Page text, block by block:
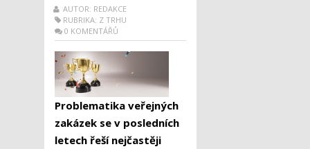
AUTOR: REDAKCE
RUBRIKA: Z TRHU
0 KOMENTÁŘŮ
Problematika veřejných
zakázek se v posledních
letech řeší nejčastěji